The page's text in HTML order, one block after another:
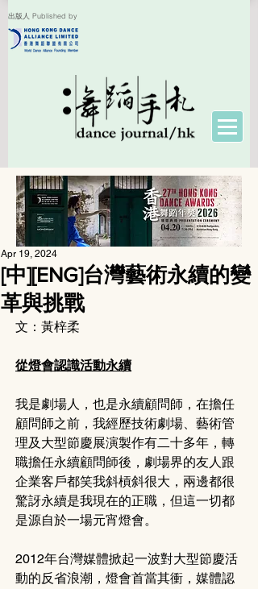
出版人 Published by
[中][ENG]台灣藝術永續的變
革與挑戰
Apr 19, 2024
文：黃梓柔
從燈會認識活動永續
我是劇場人，也是永續顧問師，在擔任
顧問師之前，我經歷技術劇場、藝術管
理及大型節慶展演製作有二十多年，轉
職擔任永續顧問師後，劇場界的友人跟
企業客戶都笑我斜槓斜很大，兩邊都很
驚訝永續是我現在的正職，但這一切都
是源自於一場元宵燈會。
2012年台灣媒體掀起一波對大型節慶活
動的反省浪潮，燈會首當其衝，媒體認